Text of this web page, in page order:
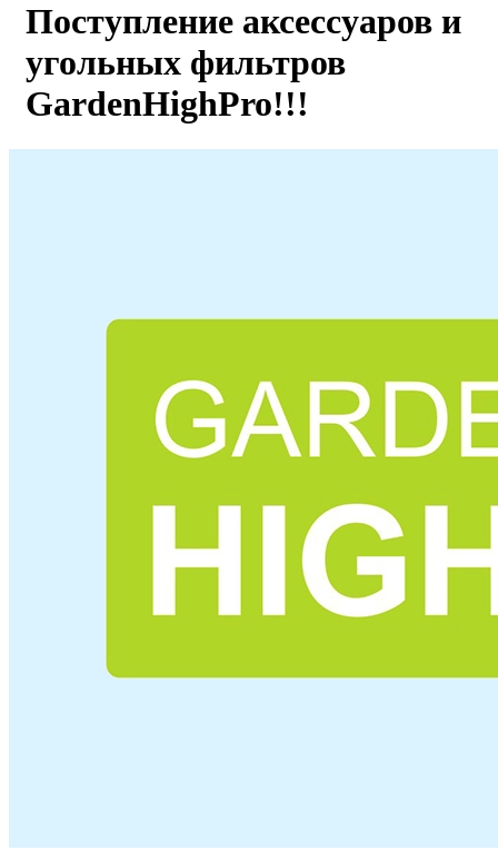
Поступление аксеcсуаров и
угольных фильтров
GardenHighPro!!!